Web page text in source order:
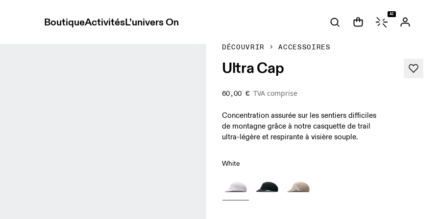
BoutiqueActivitésL’univers On
AI
DÉCOUVRIR ACCESSOIRES
Ultra Cap
60,00 € TVA comprise
Concentration assurée sur les sentiers difficiles
de montagne grâce à notre casquette de trail
ultra-légère et respirante à visière souple.
White